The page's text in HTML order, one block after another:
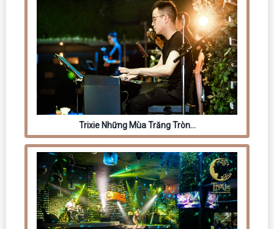
Trixie Những Mùa Trăng Tròn…